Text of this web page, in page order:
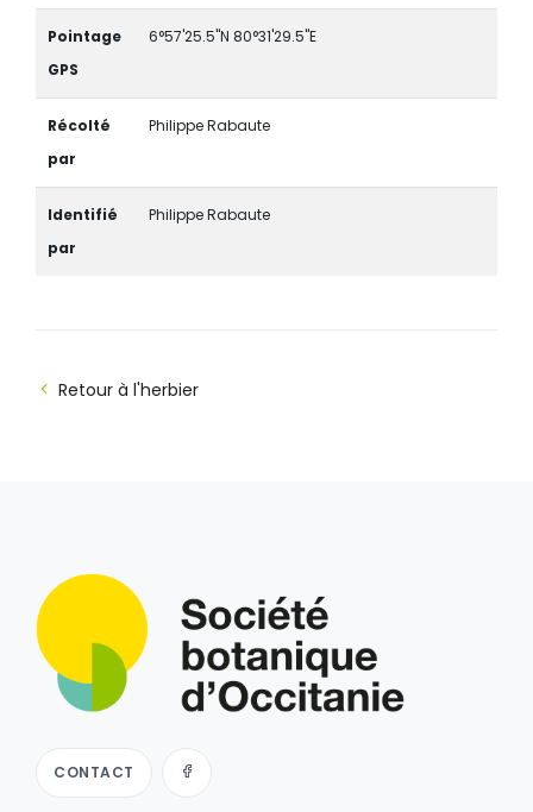
Pointage
GPS
6°57'25.5"N 80°31'29.5"E
Récolté
par
Philippe Rabaute
Identifié
par
Philippe Rabaute
Retour à l'herbier
CONTACT